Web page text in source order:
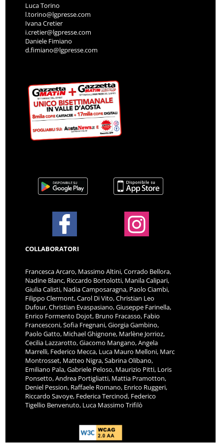
Luca Torino
l.torino@lgpresse.com
Ivana Cretier
i.cretier@lgpresse.com
Daniele Fimiano
d.fimiano@lgpresse.com
COLLABORATORI
Francesca Arcaro, Massimo Altini, Corrado Bellora,
Nadine Blanc, Riccardo Bortolotti, Manila Calipari,
Giulia Calisti, Nadia Camposaragna, Paolo Ciambi,
Filippo Clermont, Carol Di Vito, Christian Leo
Dufour, Christian Evaspasiano, Giuseppe Farinella,
Enrico Formento Dojot, Bruno Fracasso, Fabio
Francesconi, Sofia Fregnani, Giorgia Gambino,
Paolo Gatto, Michael Ghignone, Marlène Jorrioz,
Cecilia Lazzarotto, Giacomo Mangano, Angela
Marrelli, Federico Mecca, Luca Mauro Melloni, Marc
Montrosset, Matteo Nigra, Sabrina Olibano,
Emiliano Pala, Gabriele Peloso, Maurizio Pitti, Loris
Ponsetto, Andrea Portigliatti, Mattia Pramotton,
Deniel Pession, Raffaele Romano, Enrico Ruggeri,
Riccardo Savoye, Federica Tercinod, Federico
Tigellio Benvenuto, Luca Massimo Trifilò